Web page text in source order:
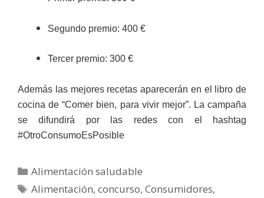
Segundo premio: 400 €
Tercer premio: 300 €
Además las mejores recetas aparecerán en el libro de
cocina de “Comer bien, para vivir mejor”. La campaña
se difundirá por las redes con el hashtag
#OtroConsumoEsPosible
Alimentación saludable
Alimentación,concurso,Consumidores,